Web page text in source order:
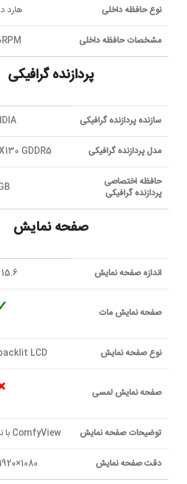
نوع حافظه داخلی هارد
مشخصات حافظه داخلی
پردازنده گرافیکی
سازنده پردازنده گرافیکی
مدل پردازنده گرافیکی GDDR5
حافظه اختصاصی
پردازنده گرافیکی
صفحه نمایش
اندازه صفحه نمایش 15.6 اینچ
صفحه نمایش مات
نوع صفحه نمایش LCD
صفحه نمایش لمسی
توضیحات صفحه نمایش ComfyView با نسبت تصویر 16:9
دقت صفحه نمایش